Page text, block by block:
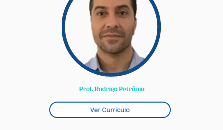
Prof. Rodrigo Petrônio
Ver Currículo